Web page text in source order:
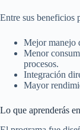
Entre sus beneficios
Mejor manejo
Menor
procesos.
Integración
Mayor
Lo que aprenderás